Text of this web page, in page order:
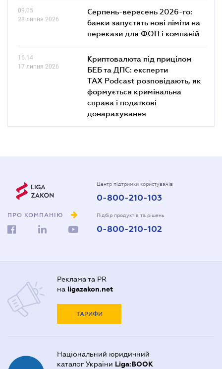
09.05
28 липня 2026
Серпень-вересень 2026-го:
банки запустять нові ліміти на
перекази для ФОП і компаній
16.14
17 липня 2026
Криптовалюта під прицілом
БЕБ та ДПС: експерти
TAX Podcast розповідають, як
формується кримінальна
справа і податкові
донарахування
ПРО КОМПАНІЮ
Центр підтримки користувачів
0-800-210-103
Підбір продуктів та рішень
0-800-210-102
Реклама та PR
на ligazakon.net
ТАРИФИ
Національний юридичний
каталог України Liga:BOOK